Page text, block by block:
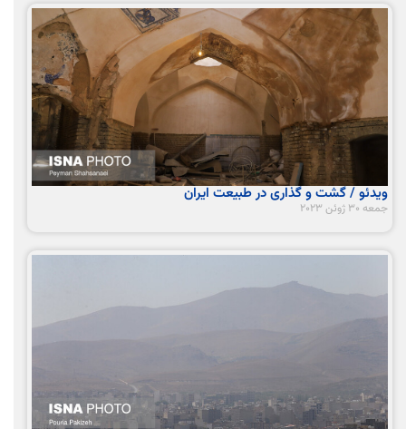
ویدئو / گشت و گذاری در طبیعت ایران
جمعه 30 ژوئن 2023